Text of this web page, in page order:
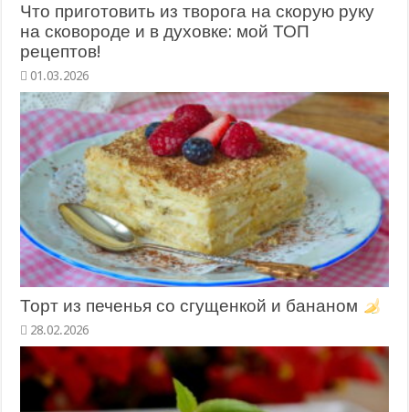
Что приготовить из творога на скорую руку
на сковороде и в духовке: мой ТОП
рецептов!
01.03.2026
Торт из печенья со сгущенкой и бананом
28.02.2026